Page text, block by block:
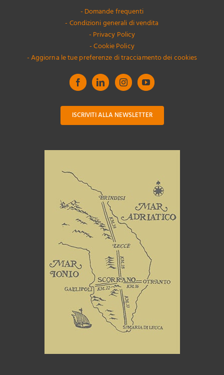
- Domande frequenti
- Condizioni generali di vendita
- Privacy Policy
- Cookie Policy
- Aggiorna le tue preferenze di tracciamento dei cookies
ISCRIVITI ALLA NEWSLETTER